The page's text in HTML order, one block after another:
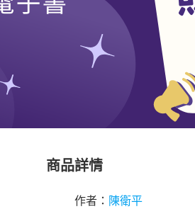
商品詳情
作者： 陳衛平